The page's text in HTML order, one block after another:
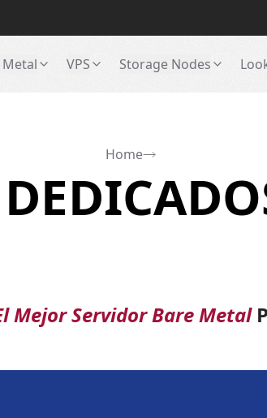
Metal VPS Storage Nodes
Home
Mejor Servidor Bare Metal